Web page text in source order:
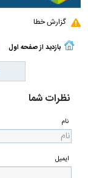
گزارش خطا
بازدید از صفحه اول
نظرات شما
نام
ایمیل